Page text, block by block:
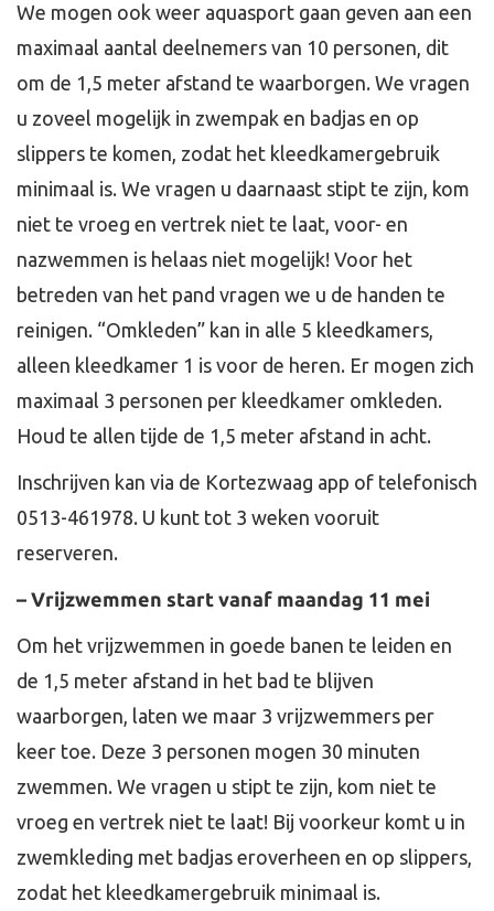
We mogen ook weer aquasport gaan geven aan een
maximaal aantal deelnemers van 10 personen, dit
om de 1,5 meter afstand te waarborgen. We vragen
u zoveel mogelijk in zwempak en badjas en op
slippers te komen, zodat het kleedkamergebruik
minimaal is. We vragen u daarnaast stipt te zijn, kom
niet te vroeg en vertrek niet te laat, voor- en
nazwemmen is helaas niet mogelijk! Voor het
betreden van het pand vragen we u de handen te
reinigen. “Omkleden” kan in alle 5 kleedkamers,
alleen kleedkamer 1 is voor de heren. Er mogen zich
maximaal 3 personen per kleedkamer omkleden.
Houd te allen tijde de 1,5 meter afstand in acht.
Inschrijven kan via de Kortezwaag app of telefonisch
0513-461978. U kunt tot 3 weken vooruit
reserveren.
– Vrijzwemmen start vanaf maandag 11 mei
Om het vrijzwemmen in goede banen te leiden en
de 1,5 meter afstand in het bad te blijven
waarborgen, laten we maar 3 vrijzwemmers per
keer toe. Deze 3 personen mogen 30 minuten
zwemmen. We vragen u stipt te zijn, kom niet te
vroeg en vertrek niet te laat! Bij voorkeur komt u in
zwemkleding met badjas eroverheen en op slippers,
zodat het kleedkamergebruik minimaal is.